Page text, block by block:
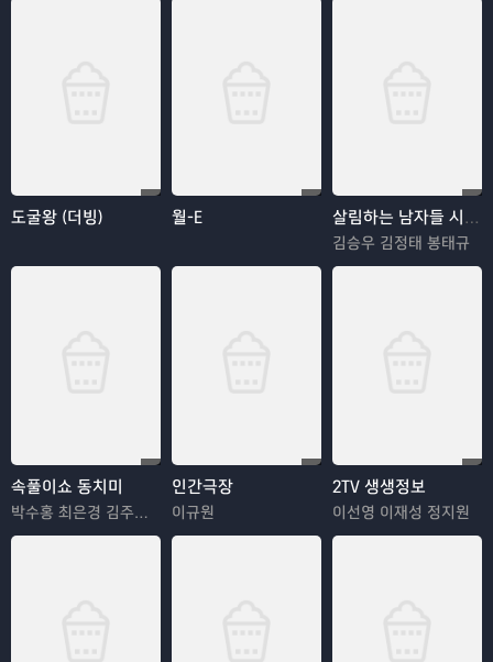
도굴왕 (더빙) 월-E 살림하는 남자들 시즌2
김승우 김정태 봉태규
속풀이쇼 동치미
박수홍 최은경 김주은 김영옥
인간극장
이규원
2TV 생생정보
이선영 이재성 정지원